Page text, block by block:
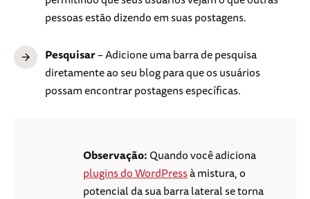
pessoas estão dizendo em suas postagens.
Pesquisar– Adicione uma barra de pesquisa
diretamente ao seu blog para que os usuários
possam encontrar postagens específicas.
Observação:Quando você adiciona
plugins do WordPressà mistura, o
potencial da sua barra lateral se torna